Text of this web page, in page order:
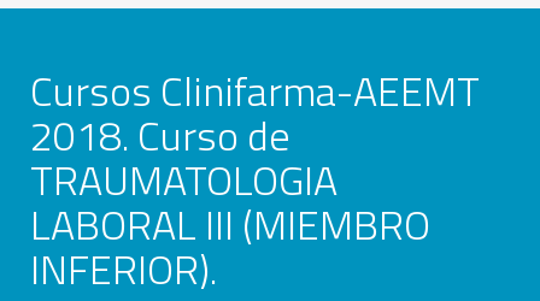
Cursos Clinifarma-AEEMT
2018. Curso de
TRAUMATOLOGIA
LABORAL III (MIEMBRO
INFERIOR).